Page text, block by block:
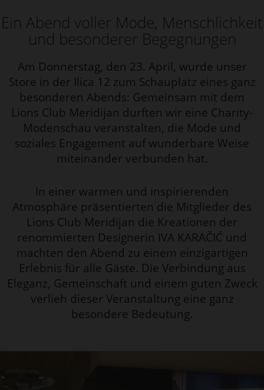
Ein Abend voller Mode, Menschlichkeit
und besonderer Begegnungen
Am Donnerstag, den 23. April, wurde unser
Store in der Ilica 12 zum Schauplatz eines ganz
besonderen Abends: Gemeinsam mit dem
Lions Club Meridijan durften wir eine Charity-
Modenschau veranstalten, die Mode und
soziales Engagement auf wunderbare Weise
miteinander verbunden hat.
In einer warmen und inspirierenden
Atmosphäre präsentierten die Mitglieder des
Lions Club Meridijan die Kreationen der
renommierten Designerin IVA KARAČIĆ und
machten den Abend zu einem einzigartigen
Erlebnis für alle Gäste. Die Verbindung aus
Eleganz, Gemeinschaft und einem guten Zweck
verlieh dieser Veranstaltung eine ganz
besondere Bedeutung.